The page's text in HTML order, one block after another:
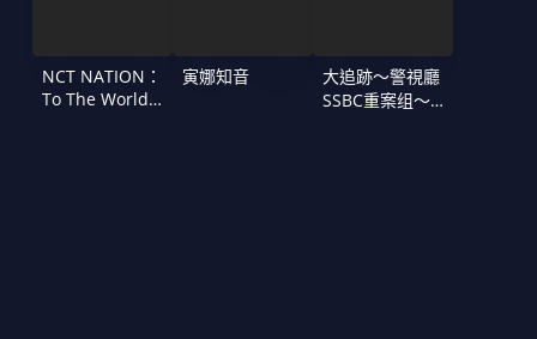
NCT NATION：
To The World
寅娜知音
大追跡〜警視廳
SSBC重案组〜